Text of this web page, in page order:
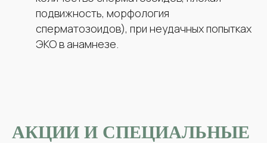
подвижность, морфология
сперматозоидов), при неудачных попытках
ЭКО в анамнезе.
АКЦИИ И СПЕЦИАЛЬНЫЕ